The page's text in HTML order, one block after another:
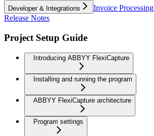
Developer & Integrations
Invoice Processing
Release Notes
Project Setup Guide
Introducing ABBYY FlexiCapture
Installing and running the program
ABBYY FlexiCapture architecture
Program settings